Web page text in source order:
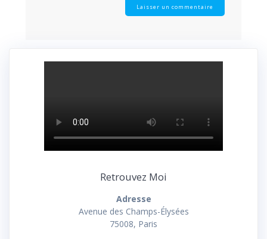
Retrouvez Moi
Adresse
Avenue des Champs-Élysées
75008, Paris